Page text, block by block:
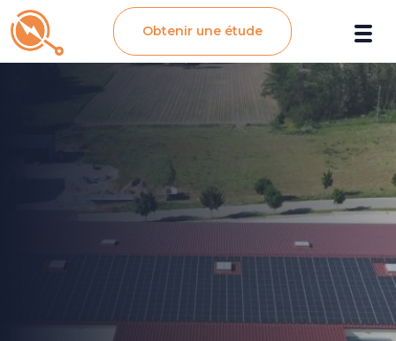
Obtenir une étude